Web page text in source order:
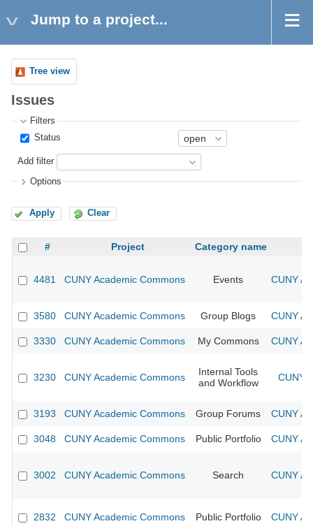
Jump to a project...
Tree view
Issues
Filters
Status
Add filter
Options
Apply Clear
# Project Category name
4481 CUNY Academic Commons Events CUNY
3580 CUNY Academic Commons Group Blogs CUNY
3330 CUNY Academic Commons My Commons CUNY
3230 CUNY Academic Commons
Internal Tools
and Workflow
CUNY
3193 CUNY Academic Commons Group Forums CUNY
3048 CUNY Academic Commons Public Portfolio CUNY
3002 CUNY Academic Commons Search CUNY
2832 CUNY Academic Commons Public Portfolio CUNY